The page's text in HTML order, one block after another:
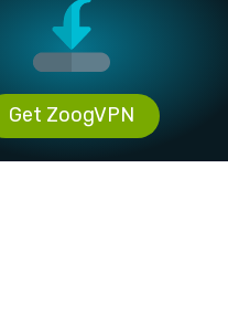
Get ZoogVPN